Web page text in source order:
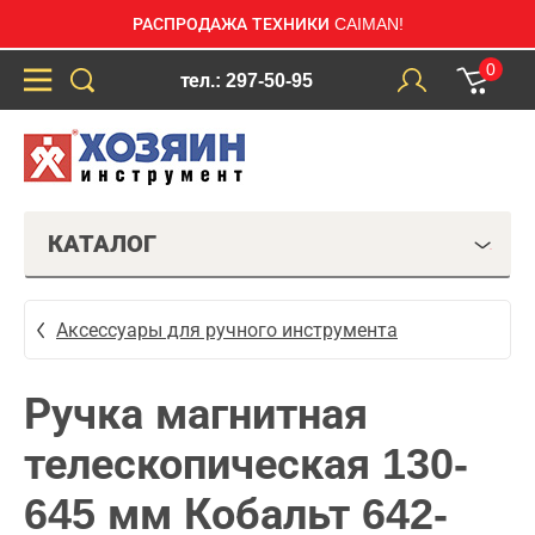
РАСПРОДАЖА ТЕХНИКИ CAIMAN!
тел.: 297-50-95
0
КАТАЛОГ
Аксессуары для ручного инструмента
Ручка магнитная
телескопическая 130-
645 мм Кобальт 642-